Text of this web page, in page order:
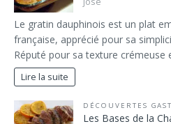
Le gratin dauphinois est un plat
française, apprécié pour sa
Réputé pour sa texture crémeuse
Lire la suite
DÉCOUVERTES
Les Bases de la